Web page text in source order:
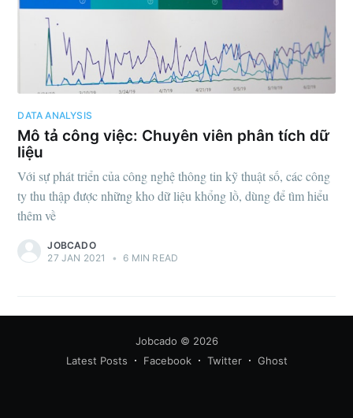
DATA ANALYSIS
Mô tả công việc: Chuyên viên phân tích dữ
liệu
Với sự phát triển của công nghệ thông tin kỹ thuật số, các công
ty thu thập được những kho dữ liệu khổng lồ, dùng để tìm hiểu
thêm về
JOBCADO
27 JAN 2021
• 6 MIN READ
Jobcado © 2026
Latest Posts
Facebook Twitter Ghost
Stay up to date! Get all the latest &
greatest posts delivered straight to
your inbox
Subscribe